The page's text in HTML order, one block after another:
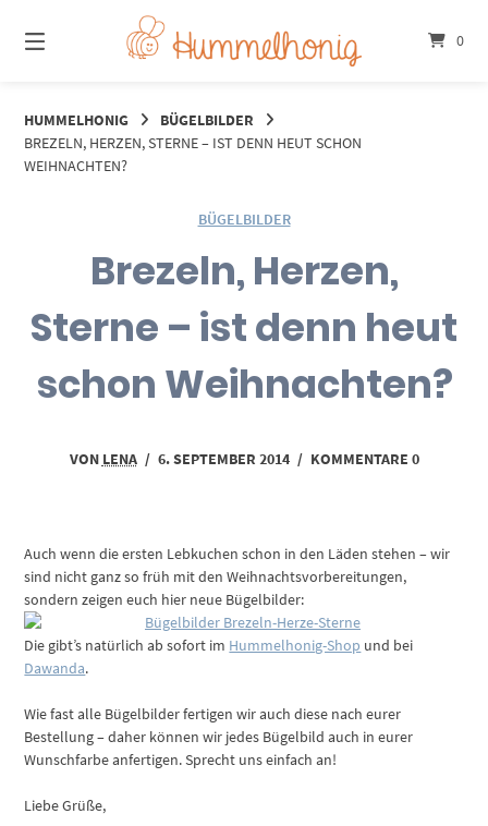
zum
Inhalt
0
HUMMELHONIG
BÜGELBILDER
BREZELN, HERZEN, STERNE – IST DENN HEUT SCHON
WEIHNACHTEN?
BÜGELBILDER
Brezeln, Herzen,
Sterne – ist denn heut
schon Weihnachten?
VON LENA / 6. SEPTEMBER 2014 / KOMMENTARE 0
Auch wenn die ersten Lebkuchen schon in den Läden stehen – wir
sind nicht ganz so früh mit den Weihnachtsvorbereitungen,
sondern zeigen euch hier neue Bügelbilder:
Die gibt’s natürlich ab sofort im Hummelhonig-Shop und bei
Dawanda.
Wie fast alle Bügelbilder fertigen wir auch diese nach eurer
Bestellung – daher können wir jedes Bügelbild auch in eurer
Wunschfarbe anfertigen. Sprecht uns einfach an!
Liebe Grüße,